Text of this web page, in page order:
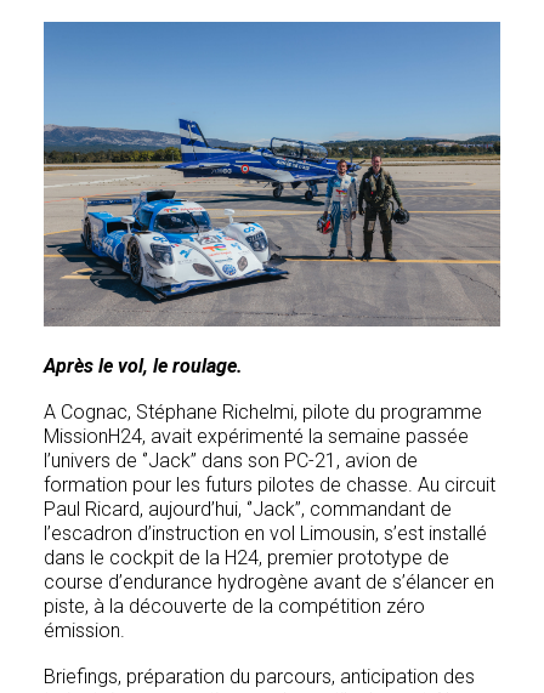
Après le vol, le roulage.
A Cognac, Stéphane Richelmi, pilote du programme
MissionH24, avait expérimenté la semaine passée
l’univers de ‘’Jack’’ dans son PC-21, avion de
formation pour les futurs pilotes de chasse. Au circuit
Paul Ricard, aujourd’hui, ‘’Jack’’, commandant de
l’escadron d’instruction en vol Limousin, s’est installé
dans le cockpit de la H24, premier prototype de
course d’endurance hydrogène avant de s’élancer en
piste, à la découverte de la compétition zéro
émission.
Briefings, préparation du parcours, anticipation des